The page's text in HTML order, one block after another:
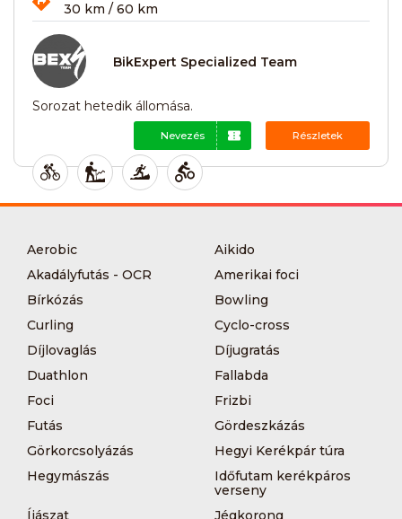
30 km / 60 km
BikExpert Specialized Team
Sorozat hetedik állomása.
Nevezés Részletek
Aerobic
Aikido
Akadályfutás - OCR
Amerikai foci
Bírkózás
Bowling
Curling
Cyclo-cross
Díjlovaglás
Díjugratás
Duathlon
Fallabda
Foci
Frizbi
Futás
Gördeszkázás
Görkorcsolyázás
Hegyi Kerékpár túra
Hegymászás
Időfutam kerékpáros
verseny
Íjászat
Jégkorong